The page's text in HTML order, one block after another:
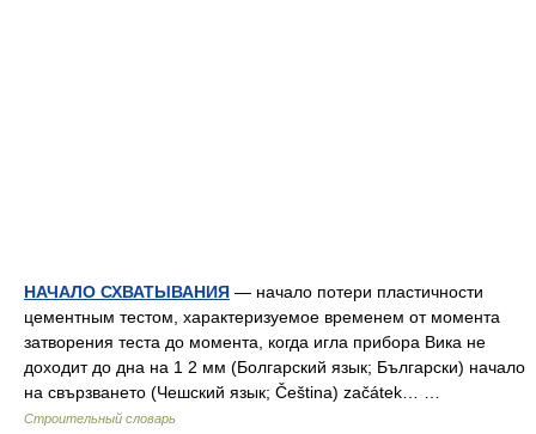
НАЧАЛО СХВАТЫВАНИЯ — начало потери пластичности
цементным тестом, характеризуемое временем от момента
затворения теста до момента, когда игла прибора Вика не
доходит до дна на 1 2 мм (Болгарский язык; Български) начало
на свързването (Чешский язык; Čeština) začátek… …
Строительный словарь